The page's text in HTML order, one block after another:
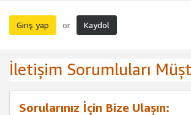
Giriş yap or Kaydol
İletişim Sorumluları
Sorularınız İçin Bize Ulaşın: